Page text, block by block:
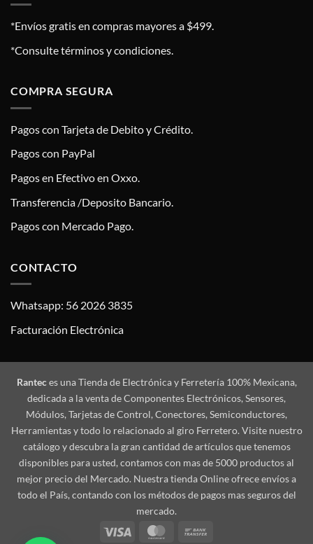
*Envíos gratis en compras mayores a $499.
*Consulte términos y condiciones.
COMPRA SEGURA
Pagos con Tarjeta de Debito y Crédito.
Pagos con PayPal
Pagos en Efectivo en Oxxo.
Transferencia /Deposito Bancario.
Pagos con Mercado Pago.
CONTACTO
Whatsapp: 56 2026 3835
Facturación Electrónica
Ranteces una Tienda de Electrónica y Ferretería 100% Mexicana,
dedicada a la venta de Componentes Electrónicos, Sensores,
Módulos, Tarjetas de Control, Conectores, Semiconductores,
Herramientas y todo lo relacionado al giro Ferretero. Visite nuestro
catálogo y descubra la gran cantidad de artículos que tenemos
disponibles para usted, contamos con mas de 5000 productos al
mejor precio del Mercado. Nuestra tienda Online ofrece envíos a
todo el País, contando con los métodos de pagos mas seguros del
mercado.
Visa
MasterCard